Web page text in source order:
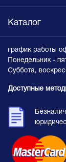
Каталог
график работы
Понедельник -
Суббота,
Доступные